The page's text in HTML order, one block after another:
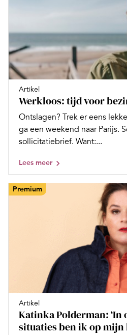
Artikel
Werkloos: tijd voor
Ontslagen? Trek er eens
ga een weekend naar Parijs.
sollicitatiebrief. Want:...
Lees meer
Premium
Artikel
Katinka Polderman:
situaties ben ik op mijn